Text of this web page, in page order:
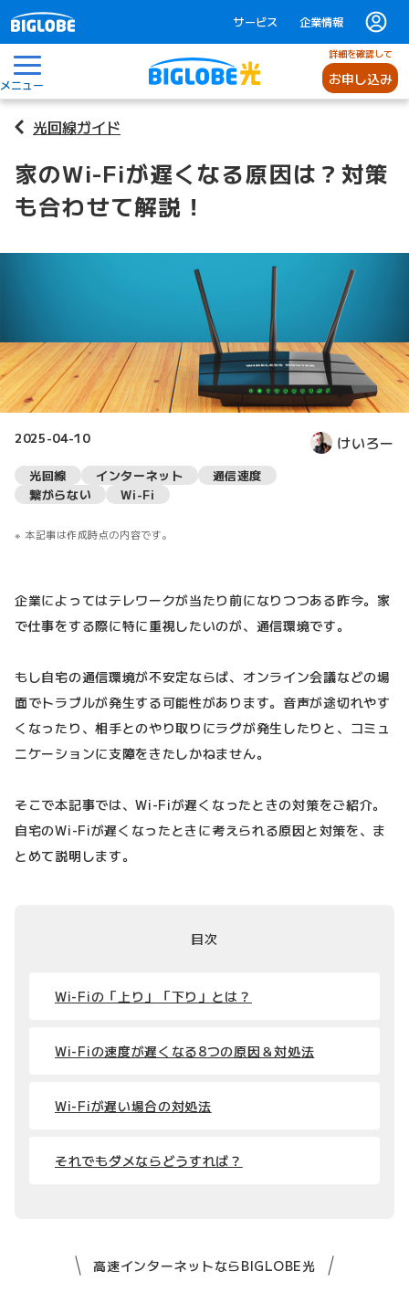
サービス 企業情報
メニュー
詳細を確認して
お申し込み
光回線ガイド
家のWi-Fiが遅くなる原因は？対策
も合わせて解説！
2025-04-10 けいろー
光回線 インターネット
通信速度
繋がらない
Wi-Fi
本記事は作成時点の内容です。
企業によってはテレワークが当たり前になりつつある昨今。家
で仕事をする際に特に重視したいのが、通信環境です。
もし自宅の通信環境が不安定ならば、オンライン会議などの場
面でトラブルが発生する可能性があります。音声が途切れやす
くなったり、相手とのやり取りにラグが発生したりと、コミュ
ニケーションに支障をきたしかねません。
そこで本記事では、Wi-Fiが遅くなったときの対策をご紹介。
自宅のWi-Fiが遅くなったときに考えられる原因と対策を、ま
とめて説明します。
目次
Wi-Fiの「上り」「下り」とは？
Wi-Fiの速度が遅くなる8つの原因＆対処法
Wi-Fiが遅い場合の対処法
それでもダメならどうすれば？
高速インターネットならBIGLOBE光